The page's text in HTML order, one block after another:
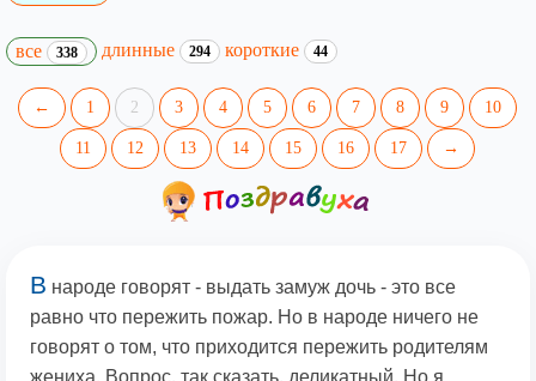
все 338 длинные 294 короткие 44
← 1 2 3 4 5 6 7 8 9 10
11 12 13 14 15 16 17 →
В народе говорят - выдать замуж дочь - это все
равно что пережить пожар. Но в народе ничего не
говорят о том, что приходится пережить родителям
жениха. Вопрос, так сказать, деликатный. Но я